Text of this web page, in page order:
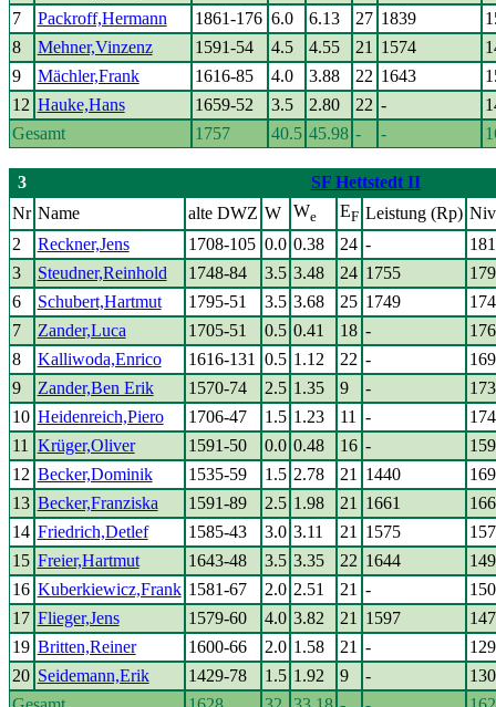
7
Packroff,Hermann 1861-176 6.0 6.13 27 1839
8
Mehner,Vinzenz 1591-54 4.5 4.55 21 1574
9
Mächler,Frank 1616-85 4.0 3.88 22 1643
12 Hauke,Hans 1659-52 3.5 2.80 22 -
Gesamt
1757 40.5 45.98 - -
3
SF Hettstedt II
Nr Name alte DWZ W We EF Leistung (Rp)
2
Reckner,Jens 1708-105 0.0 0.38 24 -
3
Steudner,Reinhold 1748-84 3.5 3.48 24 1755
6
Schubert,Hartmut 1795-51 3.5 3.68 25 1749
7
Zander,Luca 1705-51 0.5 0.41 18 -
8
Kalliwoda,Enrico 1616-131 0.5 1.12 22 -
9
Zander,Ben Erik 1570-74 2.5 1.35 9 -
10 Heidenreich,Piero 1706-47 1.5 1.23 11 -
11
Krüger,Oliver 1591-50 0.0 0.48 16 -
12 Becker,Dominik 1535-59 1.5 2.78 21 1440
13 Becker,Franziska 1591-89 2.5 1.98 21 1661
14 Friedrich,Detlef 1585-43 3.0 3.11 21 1575
15 Freier,Hartmut 1643-48 3.5 3.35 22 1644
16 Kuberkiewicz,Frank 1581-67 2.0 2.51 21 -
17 Flieger,Jens 1579-60 4.0 3.82 21 1597
19 Britten,Reiner 1600-66 2.0 1.58 21 -
20 Seidemann,Erik 1429-78 1.5 1.92 9 -